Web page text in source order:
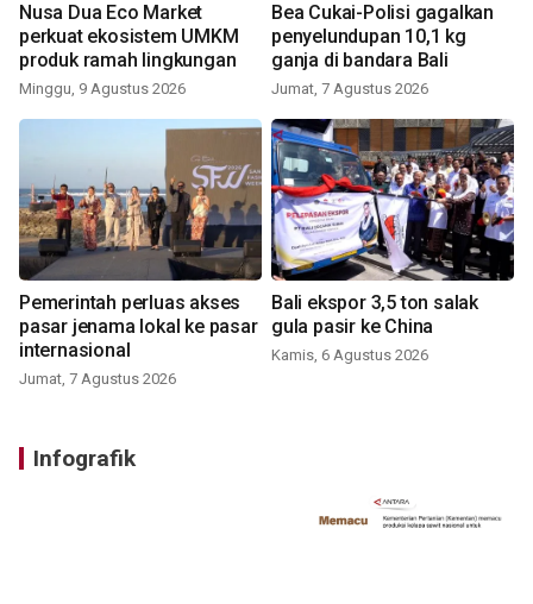
Nusa Dua Eco Market
perkuat ekosistem UMKM
produk ramah lingkungan
Minggu, 9 Agustus 2026
Bea Cukai-Polisi gagalkan
penyelundupan 10,1 kg
ganja di bandara Bali
Jumat, 7 Agustus 2026
Pemerintah perluas akses
pasar jenama lokal ke pasar
internasional
Jumat, 7 Agustus 2026
Bali ekspor 3,5 ton salak
gula pasir ke China
Kamis, 6 Agustus 2026
Infografik